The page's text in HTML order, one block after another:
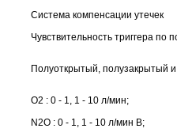
Система компенсации утечек
Чувствительность триггера по
Полуоткрытый, полузакрытый
О2 : 0 - 1, 1 - 10 л/мин;
N2O : 0 - 1, 1 - 10 л/мин В;